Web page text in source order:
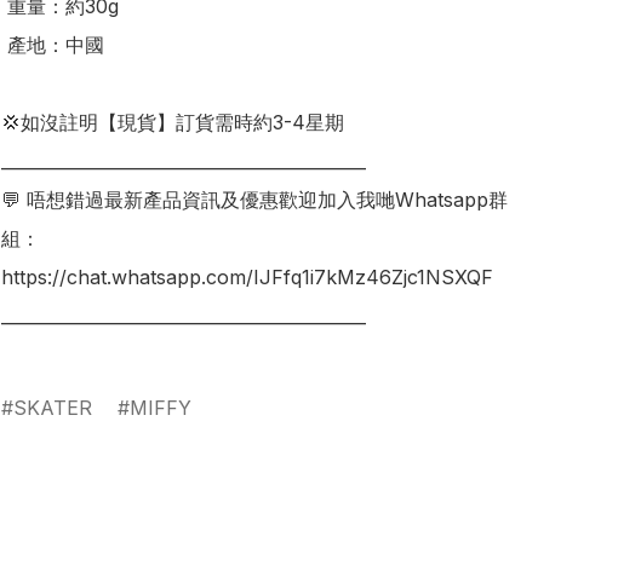
💢如沒註明【現貨】訂貨需時約3-4星期
💬 唔想錯過最新產品資訊及優惠歡迎加入我哋Whatsapp群
組：
https://chat.whatsapp.com/IJFfq1i7kMz46Zjc1NSXQF
SKATER MIFFY